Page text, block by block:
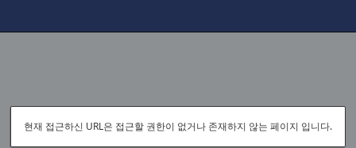
현재 접근하신 URL은 접근할 권한이 없거나 존재하지 않는 페이지 입니다.